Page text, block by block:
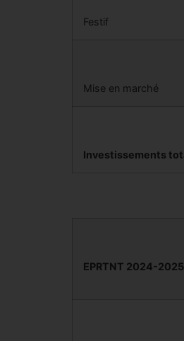
Festif
Mise en marché
Investissements
EPRTNT 2024-